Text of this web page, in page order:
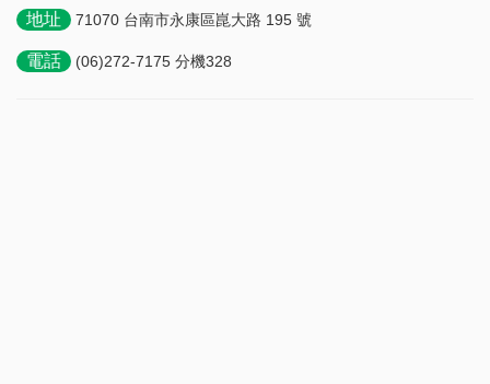
地址 71070 台南市永康區崑大路 195 號
電話 (06)272-7175 分機328